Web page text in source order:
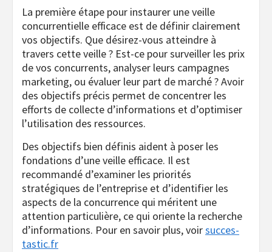
La première étape pour instaurer une veille
concurrentielle efficace est de définir clairement
vos objectifs. Que désirez-vous atteindre à
travers cette veille ? Est-ce pour surveiller les prix
de vos concurrents, analyser leurs campagnes
marketing, ou évaluer leur part de marché ? Avoir
des objectifs précis permet de concentrer les
efforts de collecte d’informations et d’optimiser
l’utilisation des ressources.
Des objectifs bien définis aident à poser les
fondations d’une veille efficace. Il est
recommandé d’examiner les priorités
stratégiques de l’entreprise et d’identifier les
aspects de la concurrence qui méritent une
attention particulière, ce qui oriente la recherche
d’informations. Pour en savoir plus, voirsucces-
tastic.fr